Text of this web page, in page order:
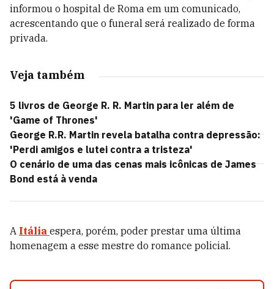
informou o hospital de Roma em um comunicado,
acrescentando que o funeral será realizado de forma
privada.
Veja também
5 livros de George R. R. Martin para ler além de
'Game of Thrones'
George R.R. Martin revela batalha contra depressão:
'Perdi amigos e lutei contra a tristeza'
O cenário de uma das cenas mais icônicas de James
Bond está à venda
A Itália espera, porém, poder prestar uma última
homenagem a esse mestre do romance policial.